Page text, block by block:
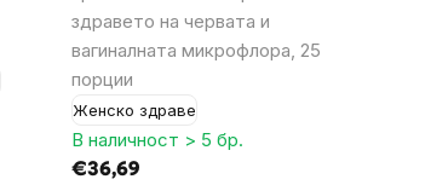
здравето на червата и
вагиналната микрофлора, 25
порции
Женско здраве
В наличност > 5 бр.
€36,69